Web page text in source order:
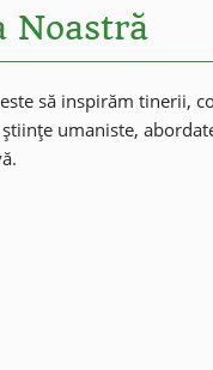
Noastră
să inspirăm tinerii,
umaniste,